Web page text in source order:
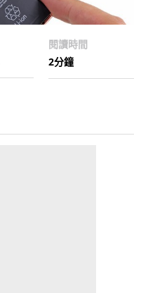
閱讀時間
2分鐘